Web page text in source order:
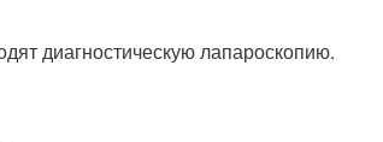
диагностическую лапароскопию.